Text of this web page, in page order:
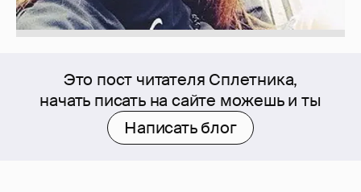
Это пост читателя Сплетника,
начать писать на сайте можешь и ты
Написать блог